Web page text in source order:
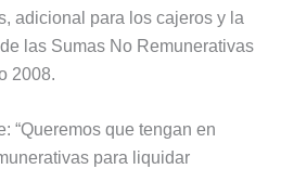
adicional para los cajeros y la
las Sumas No Remunerativas
2008.
“Queremos que tengan en
para liquidar